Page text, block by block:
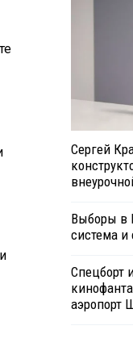
Сергей
Выборы в
система и
Спецборт
аэропорт